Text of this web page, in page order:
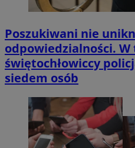
Poszukiwani nie
odpowiedzialności. W
świętochłowiccy
siedem osób